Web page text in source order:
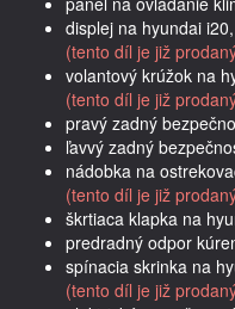
displej na hyundai
(tento díl je již
volantový krúžok na
(tento díl je již
pravý zadný
ľavvý zadný
nádobka na
(tento díl je již
škrtiaca klapka na
predradný odpor
spínacia skrinka na
(tento díl je již